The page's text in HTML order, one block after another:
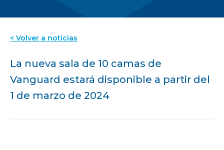
< Volver a noticias
La nueva sala de 10 camas de
Vanguard estará disponible a partir del
1 de marzo de 2024